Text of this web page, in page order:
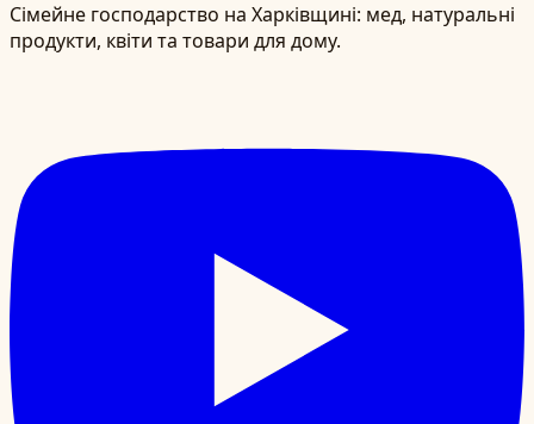
Сімейне господарство на Харківщині: мед, натуральні
продукти, квіти та товари для дому.